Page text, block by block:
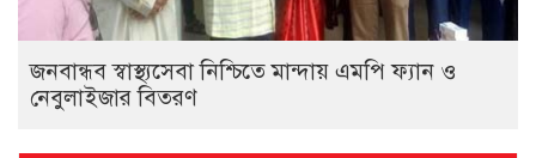
জনবান্ধব স্বাস্থ্যসেবা নিশ্চিতে মান্দায় এমপি ফ্যান ও
নেবুলাইজার বিতরণ